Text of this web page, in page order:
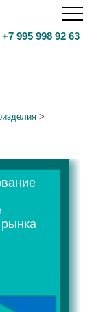
+7 995 998 92 63
>